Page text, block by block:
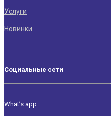
Услуги
Новинки
Социальные сети
What’s app